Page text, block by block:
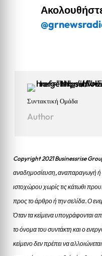
Συντακτική Ομάδα
Author
Copyright 2021 Businessrise
αναδημοσίευση, αναπαραγωγή ή
ιστοχώρου χωρίς τις κάτωθι
προς το άρθρο ή την σελίδα.Ο
Όταν τα κείμενα υπογράφονται
το όνομα του συντάκτη και ο
κείμενο δεν πρέπει να